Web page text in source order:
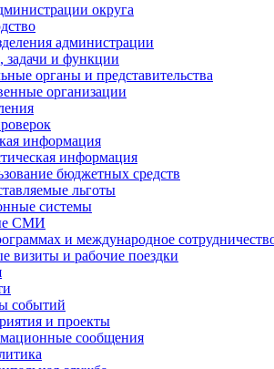
округа
администрации
задачи и функции
органы и представительства
организации
информация
информация
бюджетных средств
льготы
системы
СМИ
и международное
визиты и рабочие поездки
событий
и проекты
сообщения